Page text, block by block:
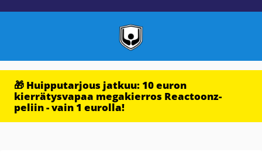
🎁 Huipputarjous jatkuu: 10 euron
kierrätysvapaa megakierros Reactoonz-
peliin - vain 1 eurolla!